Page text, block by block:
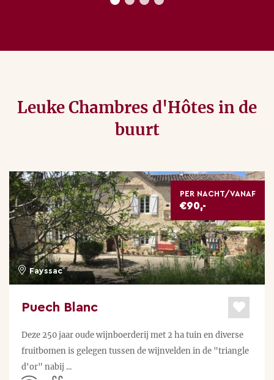
Leuke Chambres d'Hôtes in de
buurt
PER NACHT/VANAF
€90,-
Fayssac
Puech Blanc
Deze 250 jaar oude wijnboerderij met 2 ha tuin en diverse
fruitbomen is gelegen tussen de wijnvelden in de "triangle
d'or" nabij ...